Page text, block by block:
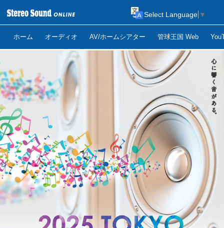
ホーム オーディオ AV/ホームシアター 管球王国 Web
Select Language ▼